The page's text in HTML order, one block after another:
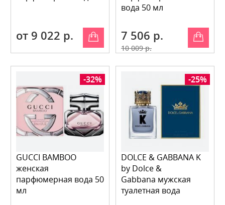
от 9 022 р.
вода 50 мл
7 506 р.
10 009 р.
-32%
GUCCI BAMBOO
женская
парфюмерная вода 50
мл
-25%
DOLCE & GABBANA K
by Dolce &
Gabbana мужская
туалетная вода